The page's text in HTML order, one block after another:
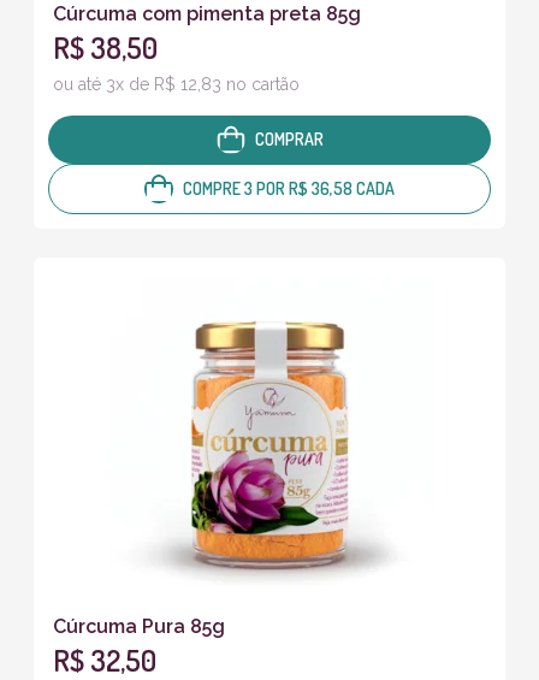
Cúrcuma com pimenta preta 85g
R$ 38,50
ou até 3x de R$ 12,83 no cartão
COMPRAR
COMPRE 3 POR R$ 36,58 CADA
Cúrcuma Pura 85g
R$ 32,50